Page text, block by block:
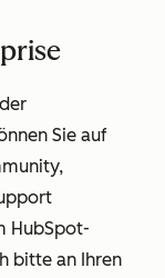
Sie auf
HubSpot-
bitte an Ihren